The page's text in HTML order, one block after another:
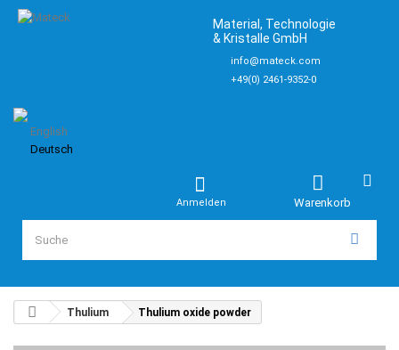
Material, Technologie
& Kristalle GmbH
info@mateck.com
+49(0) 2461-9352-0
English
Deutsch
Warenkorb
Anmelden
Thulium Thulium oxide powder